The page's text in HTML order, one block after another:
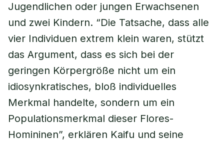
Jugendlichen oder jungen Erwachsenen
und zwei Kindern. “Die Tatsache, dass alle
vier Individuen extrem klein waren, stützt
das Argument, dass es sich bei der
geringen Körpergröße nicht um ein
idiosynkratisches, bloß individuelles
Merkmal handelte, sondern um ein
Populationsmerkmal dieser Flores-
Homininen”, erklären Kaifu und seine